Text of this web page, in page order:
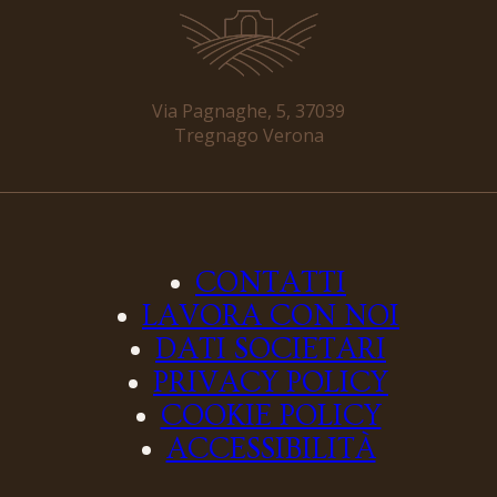
Via Pagnaghe, 5, 37039
Tregnago Verona
CONTATTI
LAVORA CON NOI
DATI SOCIETARI
PRIVACY POLICY
COOKIE POLICY
ACCESSIBILITÀ